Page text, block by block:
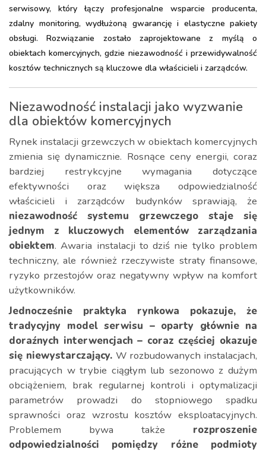
serwisowy, który łączy profesjonalne wsparcie producenta,
zdalny monitoring, wydłużoną gwarancję i elastyczne pakiety
obsługi. Rozwiązanie zostało zaprojektowane z myślą o
obiektach komercyjnych, gdzie niezawodność i przewidywalność
kosztów technicznych są kluczowe dla właścicieli i zarządców.
Niezawodność instalacji jako wyzwanie
dla obiektów komercyjnych
Rynek instalacji grzewczych w obiektach komercyjnych
zmienia się dynamicznie. Rosnące ceny energii, coraz
bardziej restrykcyjne wymagania dotyczące
efektywności oraz większa odpowiedzialność
właścicieli i zarządców budynków sprawiają, że
niezawodność systemu grzewczego staje się
jednym z kluczowych elementów zarządzania
obiektem. Awaria instalacji to dziś nie tylko problem
techniczny, ale również rzeczywiste straty finansowe,
ryzyko przestojów oraz negatywny wpływ na komfort
użytkowników.
Jednocześnie praktyka rynkowa pokazuje, że
tradycyjny model serwisu – oparty głównie na
doraźnych interwencjach – coraz częściej okazuje
się niewystarczający. W rozbudowanych instalacjach,
pracujących w trybie ciągłym lub sezonowo z dużym
obciążeniem, brak regularnej kontroli i optymalizacji
parametrów prowadzi do stopniowego spadku
sprawności oraz wzrostu kosztów eksploatacyjnych.
Problemem bywa także rozproszenie
odpowiedzialności pomiędzy różne podmioty